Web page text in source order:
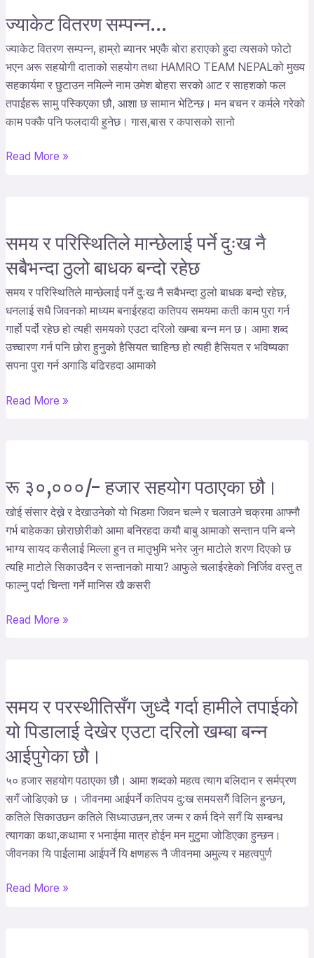
ज्याकेट वितरण सम्पन्न…
ज्याकेट वितरण सम्पन्न, हाम्रो ब्यानर भएकै बोरा हराएको हुदा त्यसको फोटो
भएन अरू सहयोगी दाताको सहयोग तथा HAMRO TEAM NEPALको मुख्य
सहकार्यमा र छुटाउन नमिल्ने नाम उमेश बोहरा सरको आट र साहशको फल
तपाईहरू सामु पस्किएका छौ, आशा छ सामान भेटिन्छ। मन बचन र कर्मले गरेको
काम पक्कै पनि फलदायी हुनेछ। गास,बास र कपासको सानो
ज्याकेट
सम्पन्न…
Read More »
समय र परिस्थितिले मान्छेलाई पर्ने दुःख नै
सबैभन्दा ठुलो बाधक बन्दो रहेछ
समय र परिस्थितिले मान्छेलाई पर्ने दुःख नै सबैभन्दा ठुलो बाधक बन्दो रहेछ,
धनलाई सधै जिवनको माध्यम बनाईरहदा कतिपय समयमा कती काम पुरा गर्न
गार्हो पर्दो रहेछ हो त्यही समयको एउटा दरिलो खम्बा बन्न मन छ। आमा शब्द
उच्चारण गर्न पनि छोरा हुनुको हैसियत चाहिन्छ हो त्यही हैसियत र भविष्यका
सपना पुरा गर्न अगाडि बढिरहदा आमाको
समय
परिस्थितिले
मान्छेलाई
पर्ने
दुःख
नै
सबैभन्दा
बाधक
Read More »
रू ३०,०००/- हजार सहयोग पठाएका छौ।
खोई संसार देख्ने र देखाउनेको यो भिडमा जिवन चल्ने र चलाउने चक्रमा आफ्नौ
गर्भ बाहेकका छोराछोरीको आमा बनिरहदा कयौ बाबु आमाको सन्तान पनि बन्ने
भाग्य सायद कसैलाई मिल्ला हुन त मातृभुमि भनेर जुन माटोले शरण दिएको छ
त्यहि माटोले सिकाउदैन र सन्तानको माया? आफुले चलाईरहेको निर्जिव वस्तु त
फाल्नु पर्दा चिन्ता गर्ने मानिस खै कसरी
रू
३०,०००/-
हजार
सहयोग
पठाएका
छौ।
Read More »
समय र परस्थीतिसँग जुध्दै गर्दा हामीले तपाईको
यो पिडालाई देखेर एउटा दरिलो खम्बा बन्न
आईपुगेका छौ।
५० हजार सहयोग पठाएका छौ। आमा शब्दको महत्व त्याग बलिदान र सर्मप्रण
सगँ जोडिएको छ । जीवनमा आईपर्ने कतिपय दु:ख समयसगैं विलिन हुन्छन,
कतिले सिकाउछन कतिले सिध्याउछन,तर जन्म र कर्म दिने सगँ यि सम्बन्ध
त्यागका कथा,कथामा र भनाईमा मात्र होईन मन मुटुमा जोडिएका हुन्छन।
जीवनका यि पाईलामा आईपर्ने यि क्षणहरू नै जीवनमा अमुल्य र महत्वपुर्ण
समय
परस्थीतिसँग
जुध्दै
गर्दा
हामीले
तपाईको
यो
पिडालाई
एउटा
Read More »